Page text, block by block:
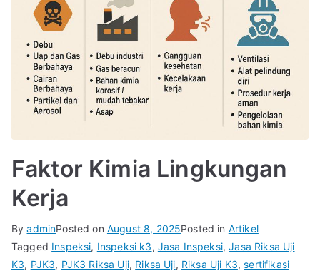
Faktor Kimia Lingkungan
Kerja
ByadminPosted on August 8, 2025Posted in Artikel
Tagged Inspeksi, Inspeksi k3, Jasa Inspeksi,Jasa Riksa Uji
K3, PJK3, PJK3 Riksa Uji, Riksa Uji, Riksa Uji K3,sertifikasi